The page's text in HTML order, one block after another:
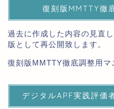
復刻版MMTTY徹
過去に作成した内容の見直
版として再公開致します。
復刻版MMTTY徹底調整用マ
デジタルAPF実践評価